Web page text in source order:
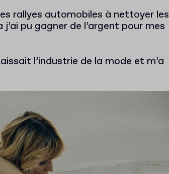
rallyes automobiles à nettoyer les
pu gagner de l’argent pour mes
l’industrie de la mode et m’a